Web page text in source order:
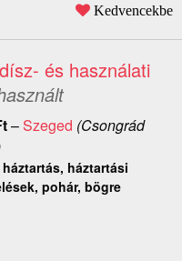
Kedvencekbe
és használati
–Szeged (Csongrád
háztartási
pohár, bögre